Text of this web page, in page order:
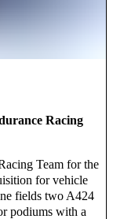
Racing
Team for the
for vehicle
fields two A424
podiums with a